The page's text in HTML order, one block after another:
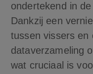
ondertekend in
Dankzij een
tussen vissers en
dataverzameling
wat cruciaal is